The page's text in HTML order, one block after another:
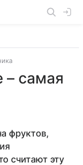
– самая
фруктов,
считают эту